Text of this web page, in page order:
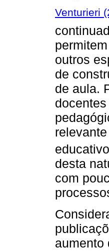
Venturieri
outros
de
de aula.
desta
com
aumento